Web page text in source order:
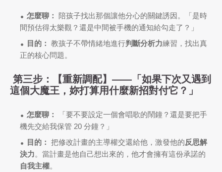
怎麼聊：
陪孩子找出那個讓他分心的關鍵誘因。「是時
間預估得太樂觀？還是中間被手機的通知給勾走了？」
目的： 教孩子不帶情緒地進行判斷分析力練習，找出真
正的核心問題。
第三步：【重新調配】——「如果下次又遇到
這個大魔王，妳打算用什麼新招對付它？」
怎麼聊：
「要不要設定一個會唱歌的鬧鐘？還是要把手
機先交給我保管 20 分鐘？」
目的： 把修改計畫的主導權交還給他，激發他的反思解
決力。當計畫是他自己想出來的，他才會擁有這份承諾的
自我主權。